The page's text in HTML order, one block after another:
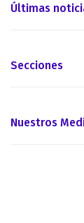
Últimas
Secciones
Nuestros